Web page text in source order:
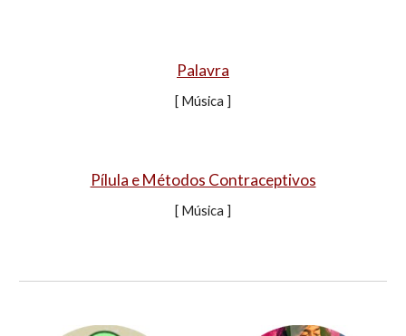
Palavra
[ Música ]
Pílula e Métodos Contraceptivos
[ Música ]